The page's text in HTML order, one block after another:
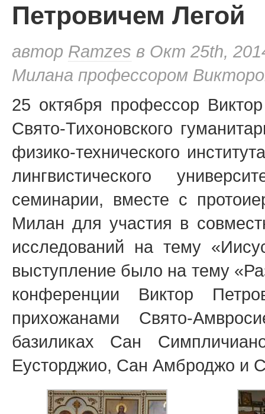
Петровичем Легой
автор Ramzes в Окт 25th,
Милана профессором
25 октября профессор
Свято-Тихоновского
физико-технического
лингвистического
семинарии, вместе с
Милан для участия в
исследований на тему
выступление было на тему
конференции Виктор
прихожанами Свято-
базиликах Сан
Еусторджио, Сан Амброджо и